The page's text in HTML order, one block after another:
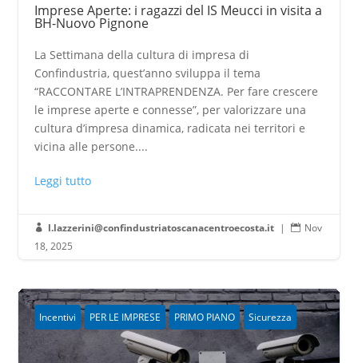
Imprese Aperte: i ragazzi del IS Meucci in visita a
BH-Nuovo Pignone
La Settimana della cultura di impresa di
Confindustria, quest’anno sviluppa il tema
“RACCONTARE L’INTRAPRENDENZA. Per fare crescere
le imprese aperte e connesse”, per valorizzare una
cultura d’impresa dinamica, radicata nei territori e
vicina alle persone....
Leggi tutto
 l.lazzerini@confindustriatoscanacentroecosta.it |  Nov
18, 2025
Incentivi PER LE IMPRESE PRIMO PIANO Sicurezza